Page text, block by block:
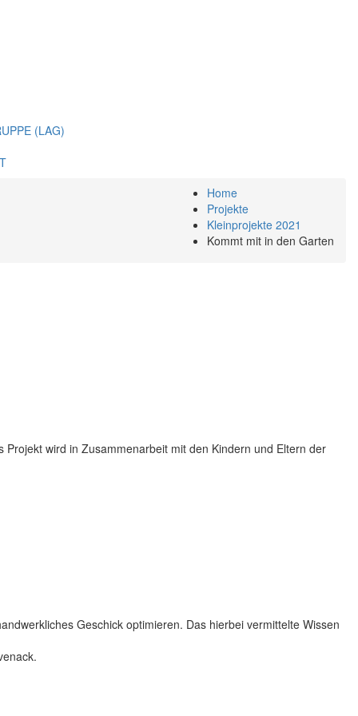
(LAG)
Home
Projekte
Kleinprojekte 2021
Kommt mit in den Garten
wird in Zusammenarbeit mit den Kindern und Eltern der
Geschick optimieren. Das hierbei vermittelte Wissen